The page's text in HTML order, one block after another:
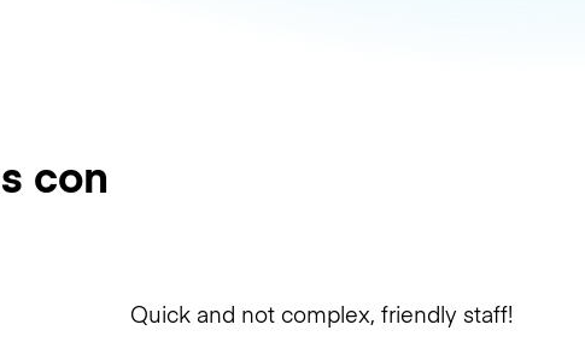
con
Quick and not complex, friendly staff!